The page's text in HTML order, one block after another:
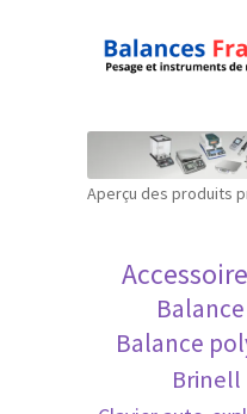
Aller
navigation
Aller
Mon compte
Politique de
Politique en
Aperçu des produits
Accessoire
Balance
Brinell